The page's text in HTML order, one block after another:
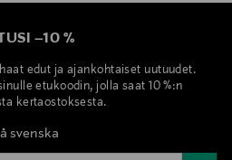
–10 %
edut ja ajankohtaiset uutuudet.
etukoodin, jolla saat 10 %:n
kertaostoksesta.
svenska